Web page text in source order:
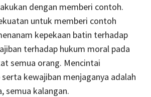
dengan memberi contoh.
untuk memberi contoh
kepekaan batin terhadap
terhadap hukum moral pada
semua orang. Mencintai
kewajiban menjaganya adalah
semua kalangan.